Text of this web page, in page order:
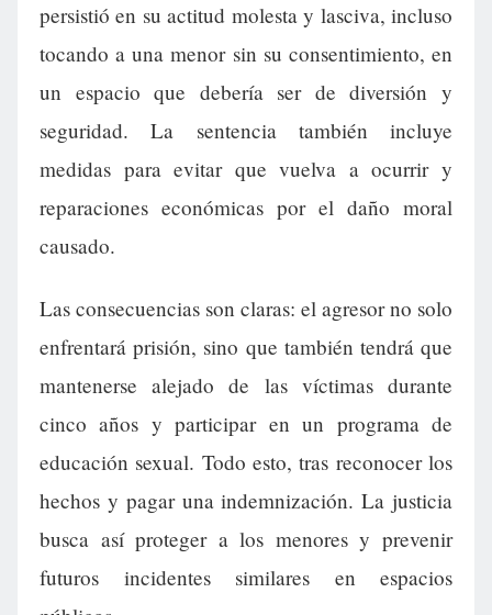
persistió en su actitud molesta y lasciva, incluso
tocando a una menor sin su consentimiento, en
un espacio que debería ser de diversión y
seguridad. La sentencia también incluye
medidas para evitar que vuelva a ocurrir y
reparaciones económicas por el daño moral
causado.
Las consecuencias son claras: el agresor no solo
enfrentará prisión, sino que también tendrá que
mantenerse alejado de las víctimas durante
cinco años y participar en un programa de
educación sexual. Todo esto, tras reconocer los
hechos y pagar una indemnización. La justicia
busca así proteger a los menores y prevenir
futuros incidentes similares en espacios